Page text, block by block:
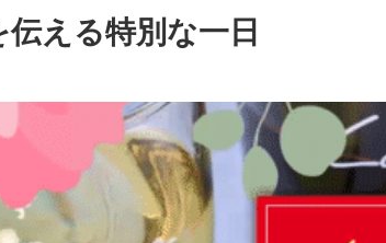
伝える特別な一日